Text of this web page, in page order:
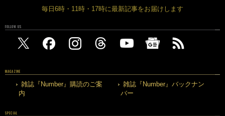
毎日6時・11時・17時に最新記事をお届けします
FOLLOW US
MAGAZINE
雑誌『Number』購読のご案
内
雑誌『Number』バックナン
バー
SPECIAL